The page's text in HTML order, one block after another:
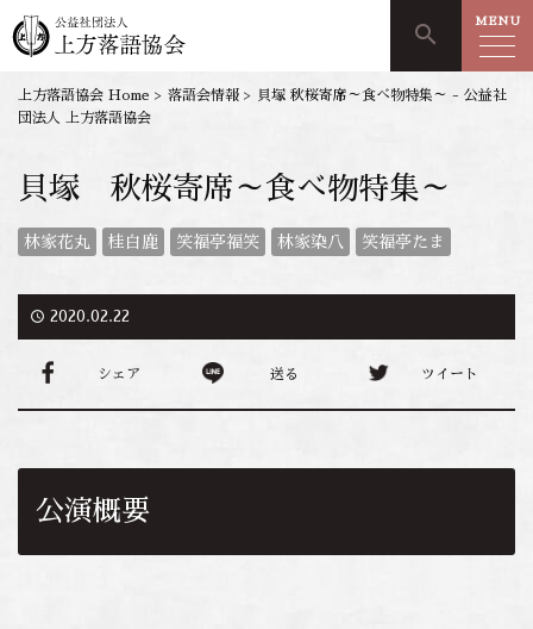
search MENU
上方落語協会 Home > 落語会情報 > 貝塚 秋桜寄席～食べ物特集～ - 公益社
団法人 上方落語協会
貝塚 秋桜寄席～食べ物特集～
林家花丸 桂白鹿 笑福亭福笑 林家染八 笑福亭たま
access_time 2020.02.22
シェア 送る ツイート
公演概要